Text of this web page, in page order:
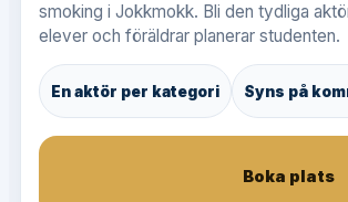
smoking i Jokkmokk. Bli den tydliga
elever och föräldrar planerar studenten.
En aktör per kategori Syns på
Boka plats